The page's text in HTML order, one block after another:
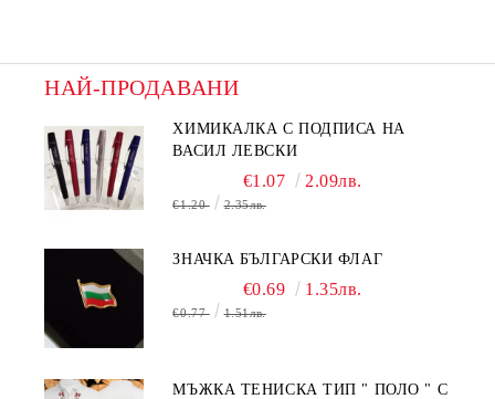
НАЙ-ПРОДАВАНИ
ХИМИКАЛКА С ПОДПИСА НА
ВАСИЛ ЛЕВСКИ
€1.07 2.09лв.
€1.20 2.35лв.
ЗНАЧКА БЪЛГАРСКИ ФЛАГ
€0.69 1.35лв.
€0.77 1.51лв.
МЪЖКА ТЕНИСКА ТИП " ПОЛО " С